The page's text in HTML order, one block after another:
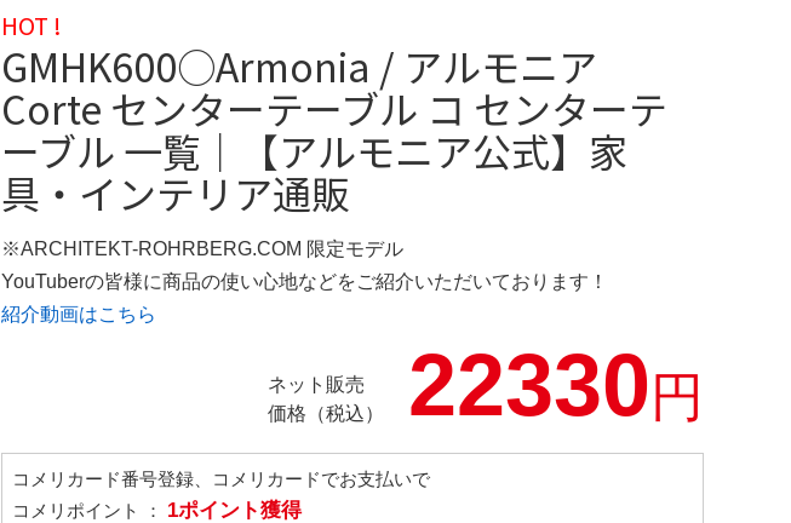
HOT !
GMHK600○Armonia / アルモニア
Corte センターテーブル コ センターテ
ーブル 一覧｜【アルモニア公式】家
具・インテリア通販
※ARCHITEKT-ROHRBERG.COM 限定モデル
YouTuberの皆様に商品の使い心地などをご紹介いただいております！
紹介動画はこちら
ネット販売
価格（税込）
22330円
コメリカード番号登録、コメリカードでお支払いで
コメリポイント ： 1ポイント獲得